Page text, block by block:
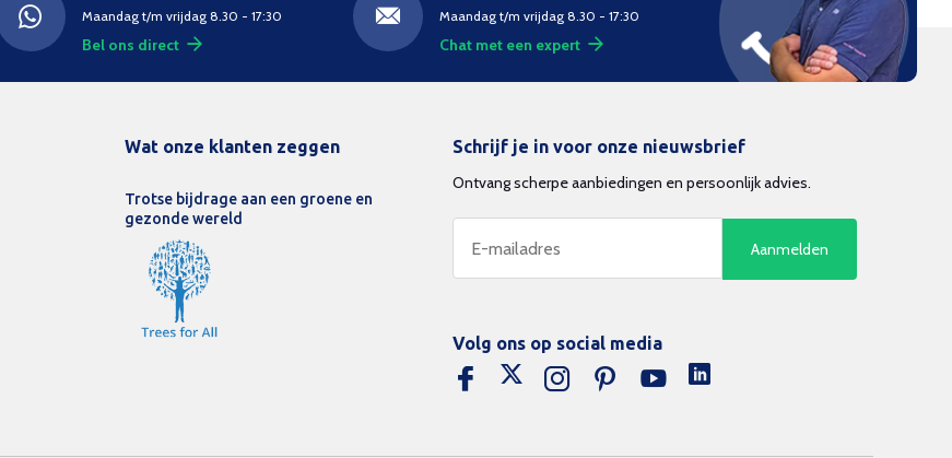
Maandag t/m vrijdag 8.30 - 17:30
Bel ons direct
Maandag t/m vrijdag 8.30 - 17:30
Chat met een expert
Wat onze klanten zeggen
Trotse bijdrage aan een groene en
gezonde wereld
Schrijf je in voor onze nieuwsbrief
Ontvang scherpe aanbiedingen en persoonlijk advies.
Aanmelden
Volg ons op social media